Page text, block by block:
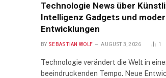
Technologie News über
Intelligenz Gadgets und
Entwicklungen
BY SEBASTIAN WOLF AUGUST 3, 2026 1
Technologie verändert die Welt in
beeindruckenden Tempo. Neue